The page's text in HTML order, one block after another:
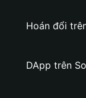
Hoán đổi
DApp trên